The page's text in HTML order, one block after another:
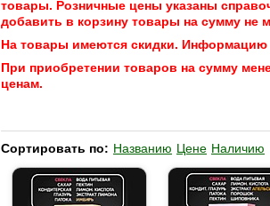
товары. Розничные цены указаны
добавить в корзину товары на сумму не
На товары имеются скидки. Информацию
При приобретении товаров на сумму
ценам.
Сортировать по: Названию Цене Наличию